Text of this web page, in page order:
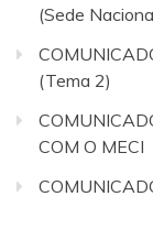
(Sede
(Tema 2)
COM O MECI